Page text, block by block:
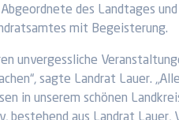
des Landtages
mit Begeisterung.
unvergessliche
sagte Landrat Lauer.
in unserem schönen